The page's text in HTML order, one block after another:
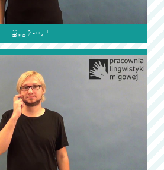
